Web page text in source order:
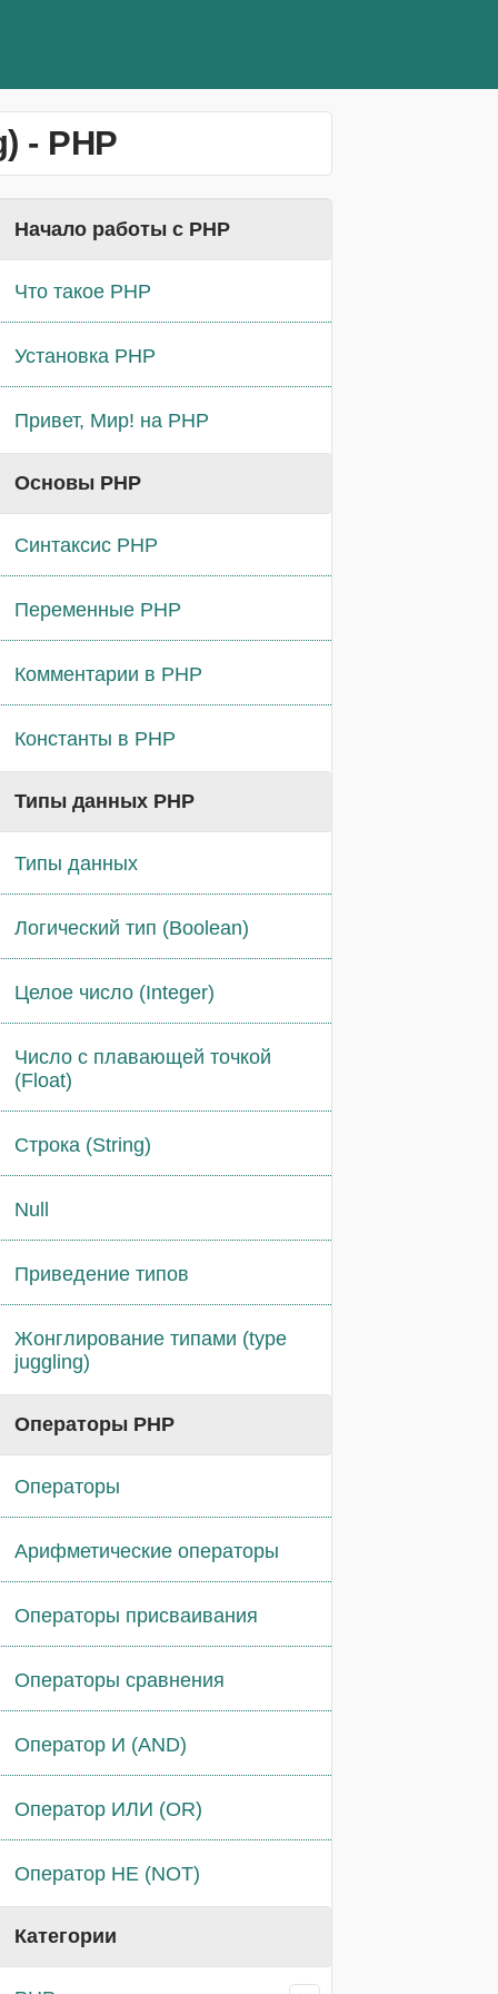
- PHP
Начало работы с PHP
Что такое PHP
Установка PHP
Привет, Мир! на PHP
Основы PHP
Синтаксис PHP
Переменные PHP
Комментарии в PHP
Константы в PHP
Типы данных PHP
Типы данных
Логический тип (Boolean)
Целое число (Integer)
Число с плавающей точкой
(Float)
Строка (String)
Null
Приведение типов
Жонглирование типами (type
juggling)
Операторы PHP
Операторы
Арифметические операторы
Операторы присваивания
Операторы сравнения
Оператор И (AND)
Оператор ИЛИ (OR)
Оператор НЕ (NOT)
Категории